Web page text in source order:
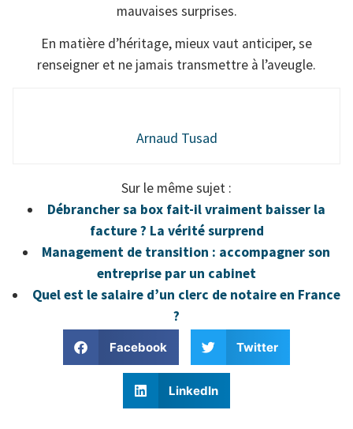
mauvaises surprises.
En matière d’héritage, mieux vaut anticiper, se
renseigner et ne jamais transmettre à l’aveugle.
Arnaud Tusad
Sur le même sujet :
Débrancher sa box fait-il vraiment baisser la
facture ? La vérité surprend
Management de transition : accompagner son
entreprise par un cabinet
Quel est le salaire d’un clerc de notaire en France
?
Facebook Twitter
LinkedIn